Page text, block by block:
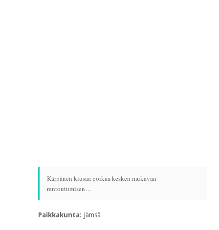
Kärpänen kiusaa poikaa kesken mukavan
rentoutumisen…
Paikkakunta: Jämsä